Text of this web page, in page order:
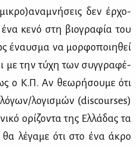
δεν έρ­χο­
κε­νό στη βιο­γρα­φία του
έναυ­σμα να μορ­φο­ποι­η­θεί
με την τύ­χη των συγ­γρα­φέ­
ο Κ.Π. Αν θε­ω­ρή­σου­με ότι
λο­γι­σμών (discourses)
ορί­ζο­ντα της Ελ­λά­δας τα
λέ­γα­με ότι στο ένα άκρο